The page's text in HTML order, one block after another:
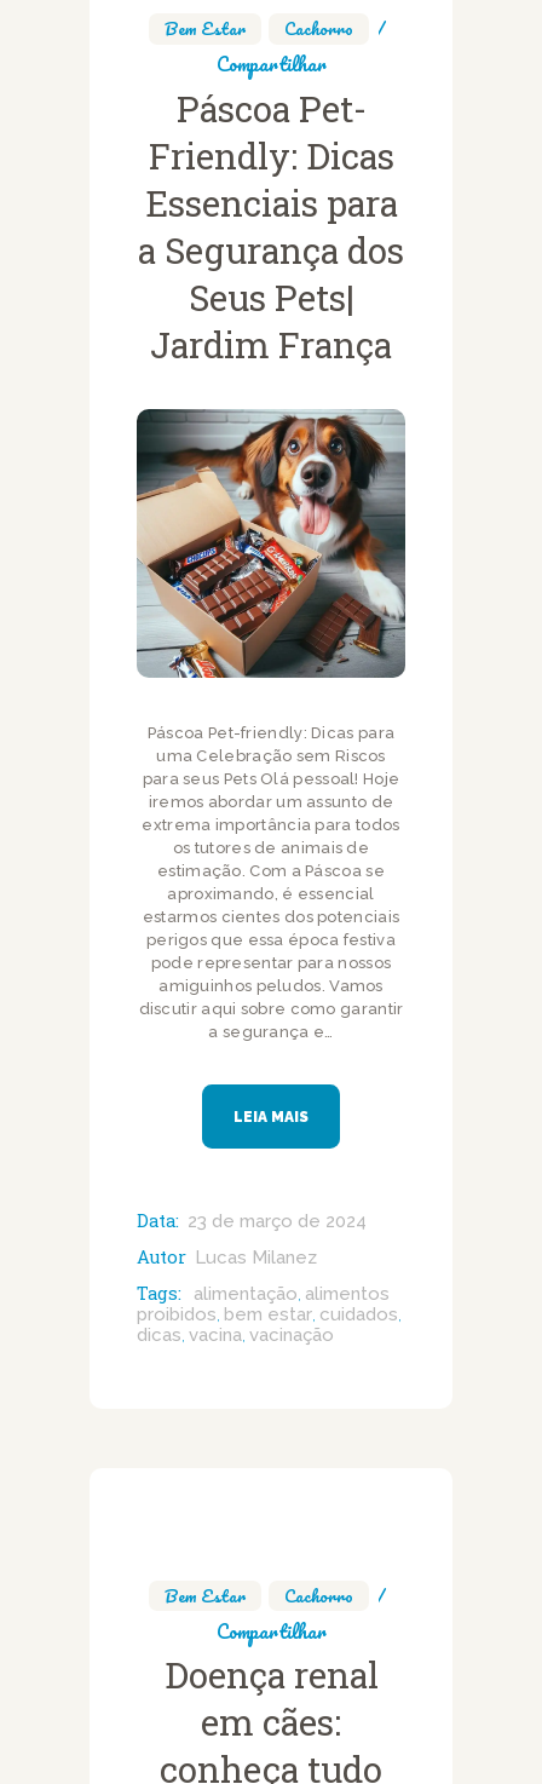
Bem Estar Cachorro
Compartilhar
Páscoa Pet-
Friendly: Dicas
Essenciais para
a Segurança dos
Seus Pets|
Jardim França
Páscoa Pet-friendly: Dicas para
uma Celebração sem Riscos
para seus Pets Olá pessoal! Hoje
iremos abordar um assunto de
extrema importância para todos
os tutores de animais de
estimação. Com a Páscoa se
aproximando, é essencial
estarmos cientes dos potenciais
perigos que essa época festiva
pode representar para nossos
amiguinhos peludos. Vamos
discutir aqui sobre como garantir
a segurança e…
LEIA MAIS
Data: 23 de março de 2024
Autor Lucas Milanez
Tags: alimentação alimentos
proibidos bem estar cuidados
dicas vacina vacinação
Bem Estar Cachorro
Compartilhar
Doença renal
em cães:
conheça tudo